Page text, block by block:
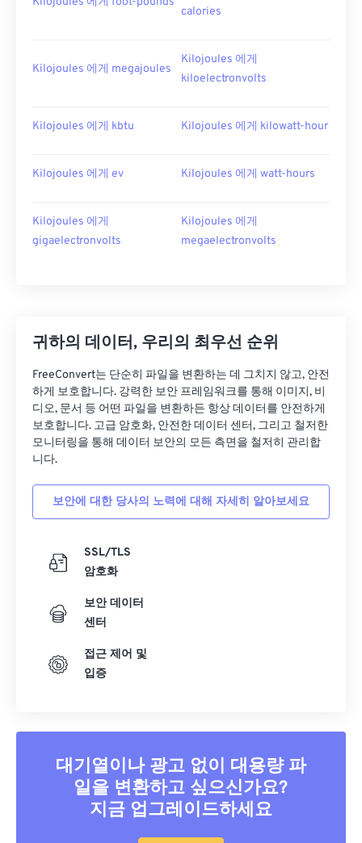
calories
Kilojoules 에게 megajoules
Kilojoules 에게
kiloelectronvolts
Kilojoules 에게 kbtu Kilojoules 에게 kilowatt-hour
Kilojoules 에게 ev Kilojoules 에게 watt-hours
Kilojoules 에게
gigaelectronvolts
Kilojoules 에게
megaelectronvolts
귀하의 데이터, 우리의 최우선 순위
FreeConvert는 단순히 파일을 변환하는 데 그치지 않고, 안전
하게 보호합니다. 강력한 보안 프레임워크를 통해 이미지, 비
디오, 문서 등 어떤 파일을 변환하든 항상 데이터를 안전하게
보호합니다. 고급 암호화, 안전한 데이터 센터, 그리고 철저한
모니터링을 통해 데이터 보안의 모든 측면을 철저히 관리합
니다.
보안에 대한 당사의 노력에 대해 자세히 알아보세요
SSL/TLS
암호화
보안 데이터
센터
접근 제어 및
입증
대기열이나 광고 없이 대용량 파
일을 변환하고 싶으신가요?
지금 업그레이드하세요